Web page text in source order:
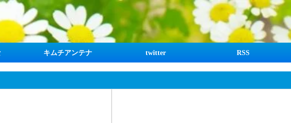
キムチアンテナ twitter RSS